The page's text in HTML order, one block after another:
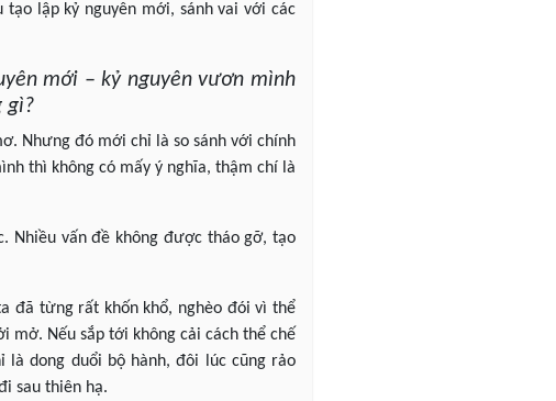
lập kỷ nguyên mới, sánh vai với các
mới – kỷ nguyên vươn mình
gì?
Nhưng đó mới chỉ là so sánh với chính
thì không có mấy ý nghĩa, thậm chí là
Nhiều vấn đề không được tháo gỡ, tạo
đã từng rất khốn khổ, nghèo đói vì thể
mở. Nếu sắp tới không cải cách thể chế
dong duổi bộ hành, đôi lúc cũng rảo
sau thiên hạ.